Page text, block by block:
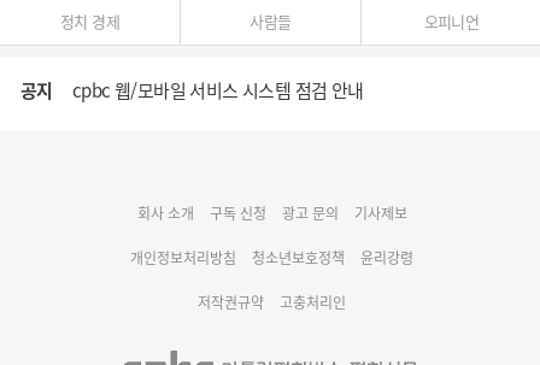
정치 경제 사람들 오피니언
공지 cpbc 웹/모바일 서비스 시스템 점검 안내
명동 미디어큐브 & 1898 미디어월 공모전 수상작 발표
회사 소개 구독 신청 광고 문의 기사제보
개인정보처리방침 청소년보호정책 윤리강령
저작권규약 고충처리인